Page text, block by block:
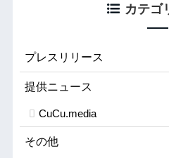
カテゴ
プレスリリース
提供ニュース
CuCu.media
その他